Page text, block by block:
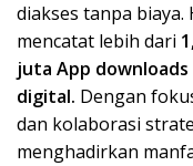
diakses tanpa biaya.
mencatat lebih dari
juta App downloads
digital. Dengan
dan kolaborasi
menghadirkan